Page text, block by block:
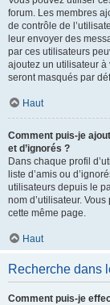
forum. Les membres
de contrôle de
leur envoyer des
par ces utilisateurs
ajoutez un utilisateur à
seront masqués par
Haut
Comment puis-je
et d’ignorés ?
Dans chaque profil
liste d’amis ou
utilisateurs depuis le
nom d’utilisateur.
cette même page.
Haut
Recherche dans
Comment puis-je